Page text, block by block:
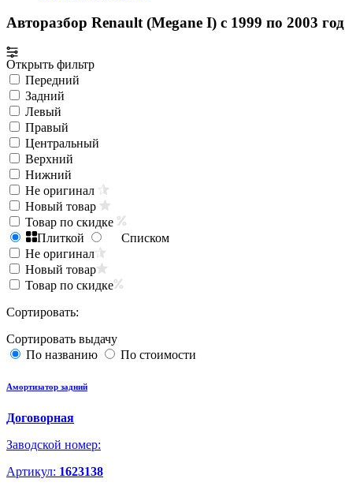
Авторазбор Renault (Megane I) с 1999 по 2003 год
Открыть фильтр
Передний
Задний
Левый
Правый
Центральный
Верхний
Нижний
Не оригинал
Новый товар
Товар по скидке
Плиткой
Списком
Не оригинал
Новый товар
Товар по скидке
Сортировать:
Сортировать выдачу
По названию
По стоимости
Амортизатор задний
Договорная
Заводской номер:
Артикул: 1623138